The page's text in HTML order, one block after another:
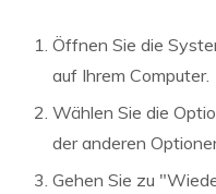
Öffnen Sie die
auf Ihrem Computer.
Wählen Sie die
der anderen
Gehen Sie zu